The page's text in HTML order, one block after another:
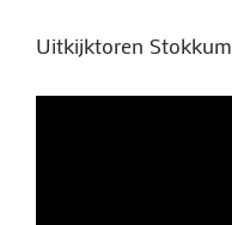
Uitkijktoren Stokkum